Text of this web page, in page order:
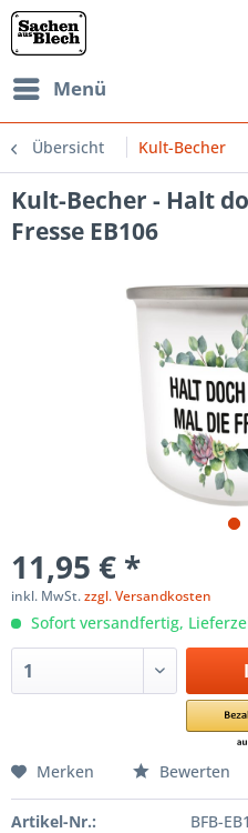
Menü
Übersicht Kult-Becher
Kult-Becher - Halt
Fresse EB106
11,95 € *
inkl. MwSt.zzgl. Versandkosten
Sofort versandfertig,
Merken Bewerten
Artikel-Nr.: BFB-